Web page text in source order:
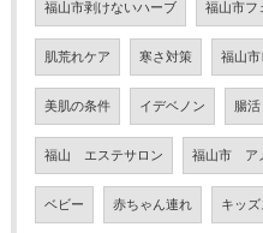
福山市剥けないハーブ 福山市フ
肌荒れケア 寒さ対策 福山市
美肌の条件 イデベノン 腸活
福山 エステサロン 福山市 ア
ベビー 赤ちゃん連れ キッズ